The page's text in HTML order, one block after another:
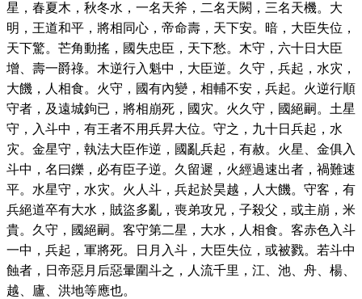
星，春夏木，秋冬水，一名天斧，二名天闕，三名天機。大
明，王道和平，將相同心，帝命壽，天下安。暗，大臣失位，
天下驚。芒角動搖，國失忠臣，天下愁。木守，六十日大臣
增、壽一爵祿。木逆行入魁中，大臣逆。久守，兵起，水灾，
大饑，人相食。火守，國有內變，相輔不安，兵起。火逆行順
守者，及遠城鉤已，將相崩死，國灾。火久守，國絕嗣。土星
守，入斗中，有王者不用兵昇大位。守之，九十日兵起，水
灾。金星守，執法大臣作逆，國亂兵起，有赦。火星、金俱入
斗中，名曰鑠，必有臣子逆。久留遲，火經過速出者，禍難速
平。水星守，水灾。火人斗，兵起於昊越，人大饑。守客，有
兵絕道卒有大水，賊盜多亂，喪弟攻兄，子殺父，或主崩，米
貴。久守，國絕嗣。客守第二星，大水，人相食。客赤色入斗
一中，兵起，軍將死。日月入斗，大臣失位，或被戮。若斗中
蝕者，日帝惡月后惡暈圍斗之，人流千里，江、池、舟、楊、
越、廬、洪地等應也。